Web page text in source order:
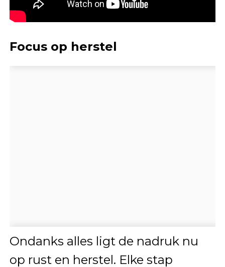
Focus op herstel
Ondanks alles ligt de nadruk nu
op rust en herstel. Elke stap